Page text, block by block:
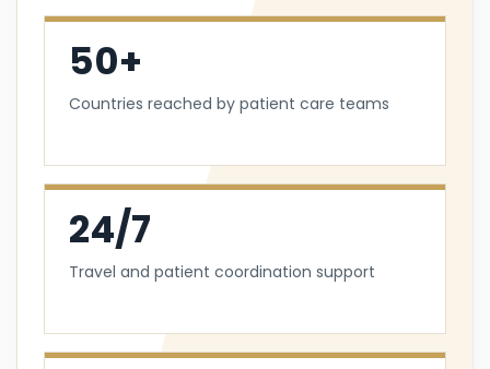
50+
Countries reached by patient care teams
24/7
Travel and patient coordination support